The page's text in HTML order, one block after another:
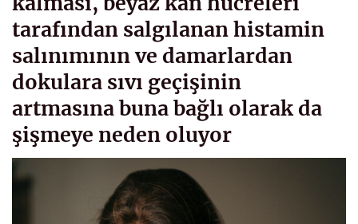
tarafından salgılanan histamin
salınımının ve damarlardan
dokulara sıvı geçişinin
artmasına buna bağlı olarak da
şişmeye neden oluyor